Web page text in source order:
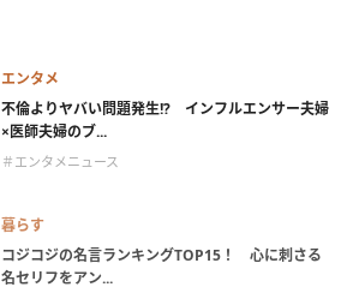
エンタメ
不倫よりヤバい問題発生!? インフルエンサー夫婦
×医師夫婦のブ...
＃エンタメニュース
暮らす
コジコジの名言ランキングTOP15！ 心に刺さる
名セリフをアン...